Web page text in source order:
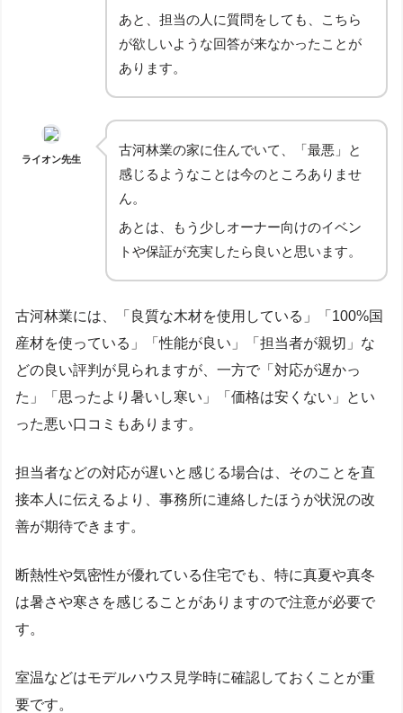
あと、担当の人に質問をしても、こちら
が欲しいような回答が来なかったことが
あります。
ライオン先生
古河林業の家に住んでいて、「最悪」と
感じるようなことは今のところありませ
ん。
あとは、もう少しオーナー向けのイベン
トや保証が充実したら良いと思います。
古河林業には、「良質な木材を使用している」「100%国
産材を使っている」「性能が良い」「担当者が親切」な
どの良い評判が見られますが、一方で「対応が遅かっ
た」「思ったより暑いし寒い」「価格は安くない」とい
った悪い口コミもあります。
担当者などの対応が遅いと感じる場合は、そのことを直
接本人に伝えるより、事務所に連絡したほうが状況の改
善が期待できます。
断熱性や気密性が優れている住宅でも、特に真夏や真冬
は暑さや寒さを感じることがありますので注意が必要で
す。
室温などはモデルハウス見学時に確認しておくことが重
要です。